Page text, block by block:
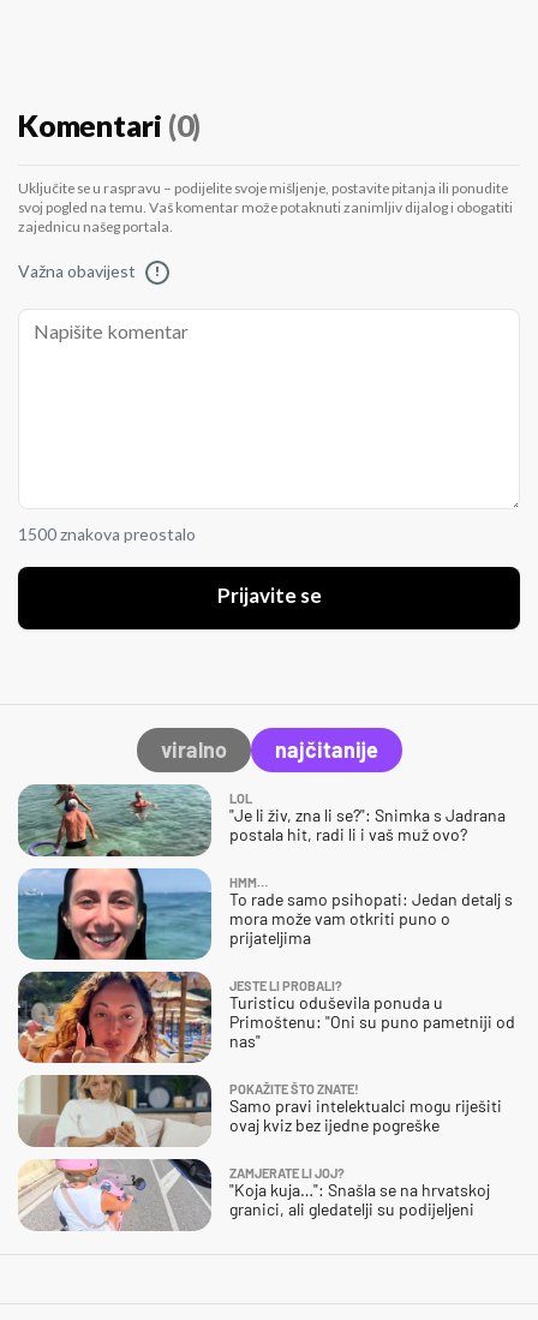
Komentari (0)
Uključite se u raspravu – podijelite svoje mišljenje, postavite pitanja ili ponudite
svoj pogled na temu. Vaš komentar može potaknuti zanimljiv dijalog i obogatiti
zajednicu našeg portala.
Važna obavijest !
1500 znakova preostalo
Prijavite se
viralno najčitanije
LOL
"Je li živ, zna li se?": Snimka s Jadrana
postala hit, radi li i vaš muž ovo?
HMM…
To rade samo psihopati: Jedan detalj s
mora može vam otkriti puno o
prijateljima
JESTE LI PROBALI?
Turisticu oduševila ponuda u
Primoštenu: "Oni su puno pametniji od
nas"
POKAŽITE ŠTO ZNATE!
Samo pravi intelektualci mogu riješiti
ovaj kviz bez ijedne pogreške
ZAMJERATE LI JOJ?
"Koja kuja…": Snašla se na hrvatskoj
granici, ali gledatelji su podijeljeni